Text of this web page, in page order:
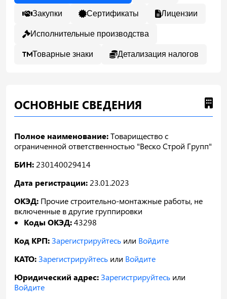
Закупки Сертификаты Лицензии
Исполнительные производства
Товарные знаки Детализация налогов
ОСНОВНЫЕ СВЕДЕНИЯ
Полное наименование:Товарищество с
ограниченной ответственностью "Веско Строй Групп"
БИН: 230140029414
Дата регистрации: 23.01.2023
ОКЭД: Прочие строительно-монтажные работы, не
включенные в другие группировки
Коды ОКЭД:43298
Код КРП:Зарегистрируйтесь или Войдите
КАТО:Зарегистрируйтесь или Войдите
Юридический адрес:Зарегистрируйтесь или
Войдите